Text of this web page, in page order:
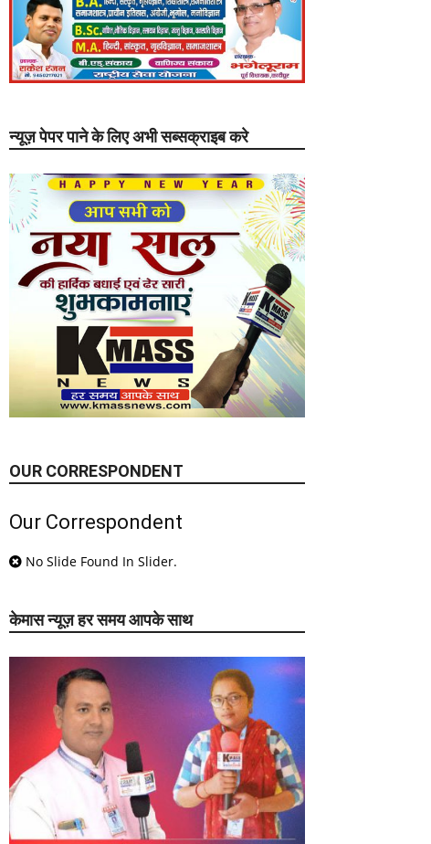
न्यूज़ पेपर पाने के लिए अभी सब्सक्राइब करे
OUR CORRESPONDENT
Our Correspondent
No Slide Found In Slider.
केमास न्यूज़ हर समय आपके साथ